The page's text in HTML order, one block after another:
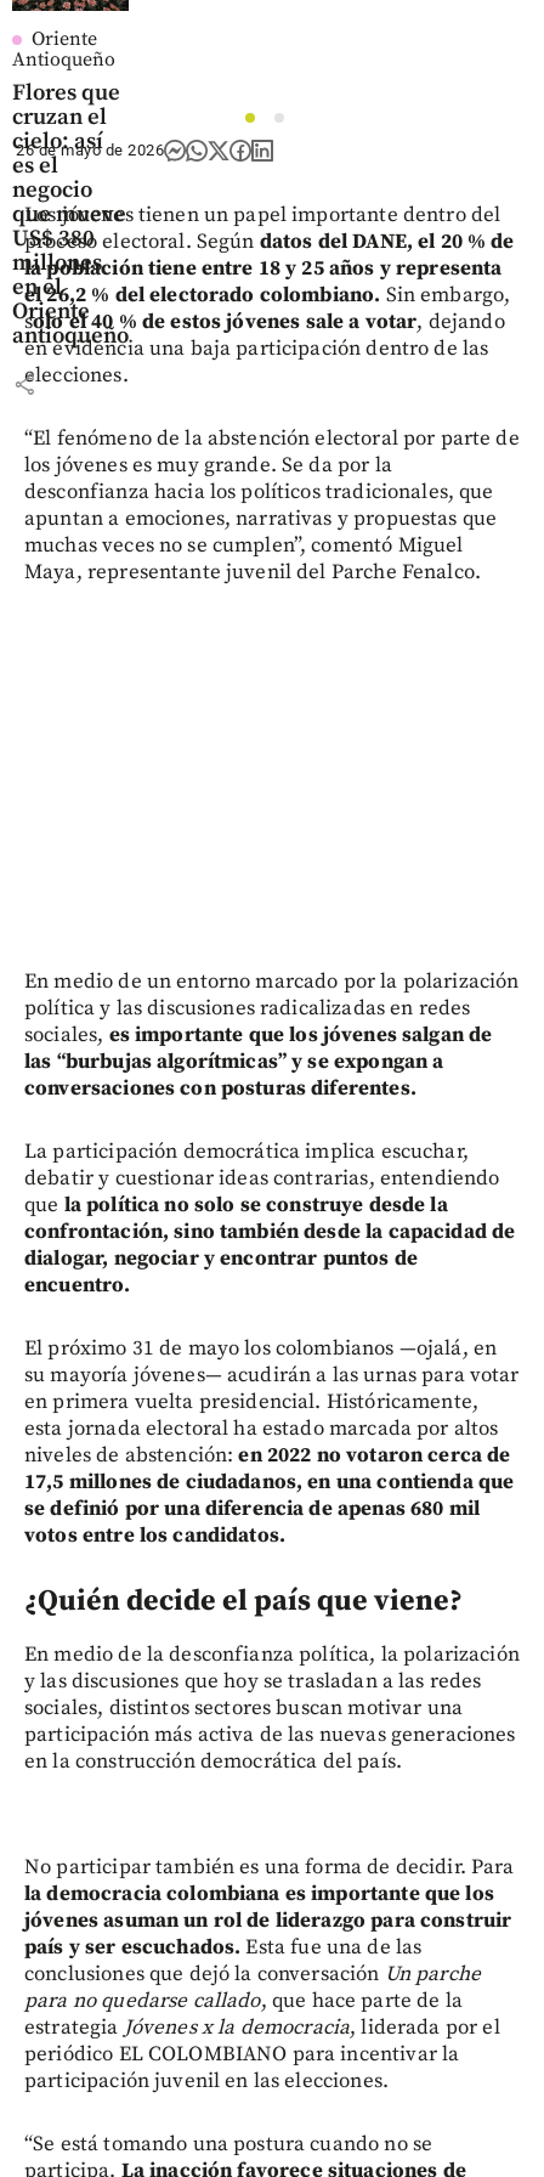
Oriente
Antioqueño
Flores que
cruzan el
cielo: así
es el
negocio
que mueve
US$ 380
millones
en el
Oriente
antioqueño
share
1
2
26 de mayo de 2026
Los jóvenes tienen un papel importante dentro del
proceso electoral. Según datos del DANE, el 20 % de
la población tiene entre 18 y 25 años y representa
el 26,2 % del electorado colombiano. Sin embargo,
solo el 40 % de estos jóvenes sale a votar, dejando
en evidencia una baja participación dentro de las
elecciones.
“El fenómeno de la abstención electoral por parte de
los jóvenes es muy grande. Se da por la
desconfianza hacia los políticos tradicionales, que
apuntan a emociones, narrativas y propuestas que
muchas veces no se cumplen”, comentó Miguel
Maya, representante juvenil del Parche Fenalco.
En medio de un entorno marcado por la polarización
política y las discusiones radicalizadas en redes
sociales, es importante que los jóvenes salgan de
las “burbujas algorítmicas” y se expongan a
conversaciones con posturas diferentes.
La participación democrática implica escuchar,
debatir y cuestionar ideas contrarias, entendiendo
que la política no solo se construye desde la
confrontación, sino también desde la capacidad de
dialogar, negociar y encontrar puntos de
encuentro.
El próximo 31 de mayo los colombianos —ojalá, en
su mayoría jóvenes— acudirán a las urnas para votar
en primera vuelta presidencial. Históricamente,
esta jornada electoral ha estado marcada por altos
niveles de abstención:en 2022 no votaron cerca de
17,5 millones de ciudadanos, en una contienda que
se definió por una diferencia de apenas 680 mil
votos entre los candidatos.
¿Quién decide el país que viene?
En medio de la desconfianza política, la polarización
y las discusiones que hoy se trasladan a las redes
sociales, distintos sectores buscan motivar una
participación más activa de las nuevas generaciones
en la construcción democrática del país.
No participar también es una forma de decidir. Para
la democracia colombiana es importante que los
jóvenes asuman un rol de liderazgo para construir
país y ser escuchados.Esta fue una de las
conclusiones que dejó la conversación Un parche
para no quedarse callado, que hace parte de la
estrategia Jóvenes x la democracia, liderada por el
periódico EL COLOMBIANO para incentivar la
participación juvenil en las elecciones.
“Se está tomando una postura cuando no se
participa. La inacción favorece situaciones de